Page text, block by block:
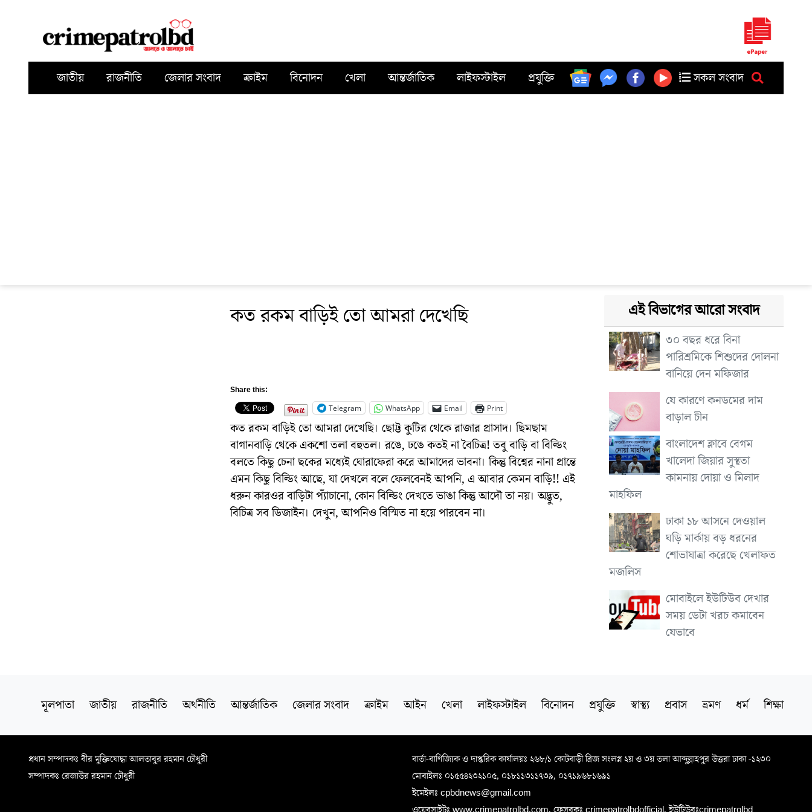
জাতীয় রাজনীতি জেলার সংবাদ ক্রাইম বিনোদন খেলা আন্তর্জাতিক লাইফস্টাইল প্রযুক্তি সকল সংবাদ
কত রকম বাড়িই তো আমরা দেখেছি
Share this:
Telegram
WhatsApp Email Print
কত রকম বাড়িই তো আমরা দেখেছি। ছোট্ট কুটির থেকে রাজার প্রাসাদ। ছিমছাম
বাগানবাড়ি থেকে একশো তলা বহুতল। রঙে, ঢঙে কতই না বৈচিত্র! তবু বাড়ি বা বিল্ডিং
বলতে কিছু চেনা ছকের মধ্যেই ঘোরাফেরা করে আমাদের ভাবনা। কিন্তু বিশ্বের নানা প্রান্তে
এমন কিছু বিল্ডিং আছে, যা দেখলে বলে ফেলবেনই আপনি, এ আবার কেমন বাড়ি!! এই
ধরুন কারওর বাড়িটা প্যাঁচানো, কোন বিল্ডিং দেখতে ভাঙা কিন্তু আদৌ তা নয়। অদ্ভুত,
বিচিত্র সব ডিজাইন। দেখুন, আপনিও বিস্মিত না হয়ে পারবেন না।
এই বিভাগের আরো সংবাদ
৩০ বছর ধরে বিনা
পারিশ্রমিকে শিশুদের দোলনা
বানিয়ে দেন মফিজার
যে কারণে কনডমের দাম
বাড়াল চীন
বাংলাদেশ ক্লাবে বেগম
খালেদা জিয়ার সুস্থতা
কামনায় দোয়া ও মিলাদ
মাহফিল
ঢাকা ১৮ আসনে দেওয়াল
ঘড়ি মার্কায় বড় ধরনের
শোভাযাত্রা করেছে খেলাফত
মজলিস
মোবাইলে ইউটিউব দেখার
সময় ডেটা খরচ কমাবেন
যেভাবে
মূলপাতা জাতীয় রাজনীতি অর্থনীতি আন্তর্জাতিক জেলার সংবাদ ক্রাইম আইন খেলা লাইফস্টাইল বিনোদন প্রযুক্তি স্বাস্থ্য প্রবাস ভ্রমণ ধর্ম শিক্ষা
প্রধান সম্পাদকঃ বীর মুক্তিযোদ্ধা আলতাবুর রহমান চৌধুরী
সম্পাদকঃ রেজাউর রহমান চৌধুরী
বার্তা-বাণিজ্যিক ও দাপ্তরিক কার্যালয়ঃ ২৬৮/১ কোটবাড়ী ব্রিজ সংলগ্ন ২য় ও ৩য় তলা আব্দুল্লাহপুর উত্তরা ঢাকা -১২৩০
মোবাইলঃ ০১৫৫৪২৩২১০৫, ০১৮১১৩১১৭৩৯, ০১৭১৯৬৮১৬৯১
ইমেইলঃ cpbdnews@gmail.com